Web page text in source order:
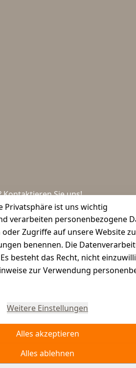
Privatsphäre ist uns wichtig
personenbezogene
Zugriffe auf unsere Website
benennen. Die
besteht das Recht, nicht
zur Verwendung
Weitere Einstellungen
Alles akzeptieren
Alles ablehnen
Sie uns!